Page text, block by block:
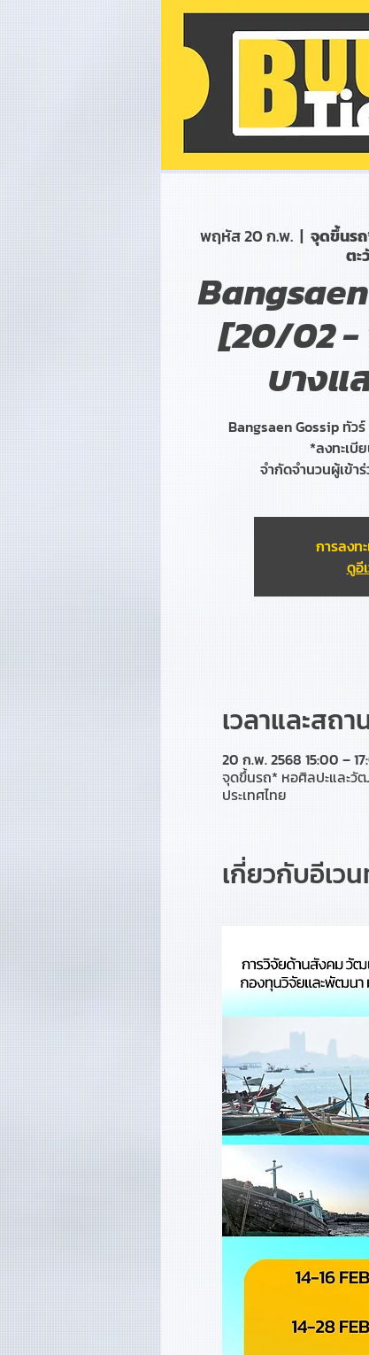
พฤหัส 20 ก.พ.
  |
จุดขึ้นร
ตะ
[20/02 -
บางแ
Bangsaen Gossip ทั
*ลงทะเบี
จำกัดจำนวนผู้เข้า
การลงท
ดูอี
เวลาและสถา
20 ก.พ. 2568 15:00 –
จุดขึ้นรถ* หอศิลปะและวั
ประเทศไทย
เกี่ยวกับอีเว